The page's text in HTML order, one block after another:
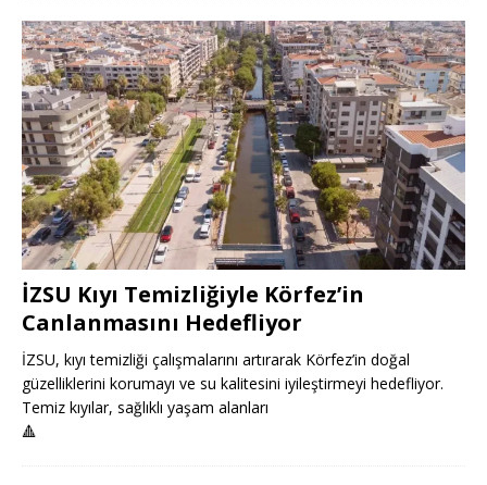
İZSU Kıyı Temizliğiyle Körfez’in
Canlanmasını Hedefliyor
İZSU, kıyı temizliği çalışmalarını artırarak Körfez’in doğal
güzelliklerini korumayı ve su kalitesini iyileştirmeyi hedefliyor.
Temiz kıyılar, sağlıklı yaşam alanları
🔺